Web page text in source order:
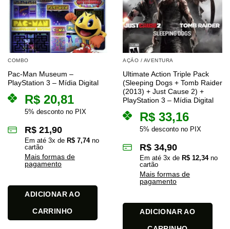
COMBO
Pac-Man Museum –
PlayStation 3 – Mídia Digital
R$ 20,81
5% desconto no PIX
R$ 21,90
Em até 3x de R$ 7,74no
cartão
Mais formas de
pagamento
ADICIONAR AO
CARRINHO
AÇÃO / AVENTURA
Ultimate Action Triple Pack
(Sleeping Dogs + Tomb Raider
(2013) + Just Cause 2) +
PlayStation 3 – Mídia Digital
R$ 33,16
5% desconto no PIX
R$ 34,90
Em até 3x de R$ 12,34no
cartão
Mais formas de
pagamento
ADICIONAR AO